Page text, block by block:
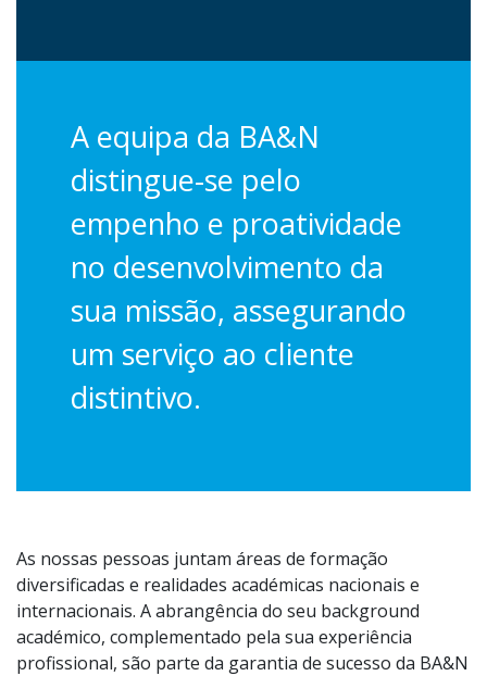
A equipa da BA&N
distingue-se pelo
empenho e proatividade
no desenvolvimento da
sua missão, assegurando
um serviço ao cliente
distintivo.
As nossas pessoas juntam áreas de formação
diversificadas e realidades académicas nacionais e
internacionais. A abrangência do seu background
académico, complementado pela sua experiência
profissional, são parte da garantia de sucesso da BA&N